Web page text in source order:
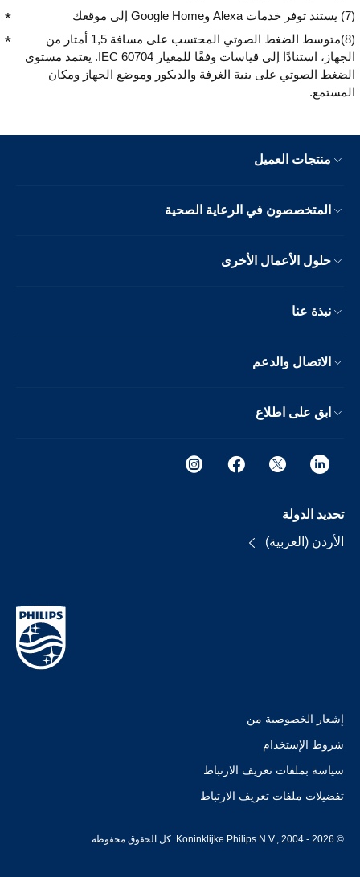
(7) يستند توفر خدمات Alexa وGoogle Home إلى موقعك
(8)متوسط الضغط الصوتي المحتسب على مسافة 1,5 أمتار من
الجهاز، استنادًا إلى قياسات وفقًا للمعيار IEC 60704. يعتمد مستوى
الضغط الصوتي على بنية الغرفة والديكور وموضع الجهاز ومكان
المستمع.
منتجات العميل
المتخصصون في الرعاية الصحية
حلول الأعمال الأخرى
نبذة عنا
الاتصال والدعم
ابق على اطلاع
تحديد الدولة
الأردن (العربية)
إشعار الخصوصية من
شروط الإستخدام
سياسة بملفات تعريف الارتباط
تفضيلات ملفات تعريف الارتباط
© Koninklijke Philips N.V., 2004 - 2026. كل الحقوق محفوظة.